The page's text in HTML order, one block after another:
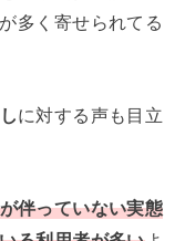
多く寄せられてる
に対する声も目立
伴っていない実態